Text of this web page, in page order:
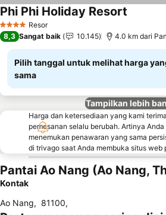
4 BintangResor
Phi Phi Holiday Resort
8,3 Sangat baik 10.145 4.0 km dari
Pilih tanggal untuk melihat harga
sama
Tampilkan lebih
Harga dan ketersediaan yang kami
pemesanan selalu berubah. Artinya
menemukan penawaran yang sama
di trivago saat Anda membuka situs web
Pantai Ao Nang (Ao Nang,
Kontak
Ao Nang, 81100,